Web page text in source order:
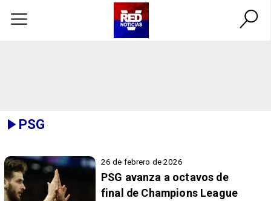
PSG
26 de febrero de 2026
PSG avanza a octavos de
final de Champions League